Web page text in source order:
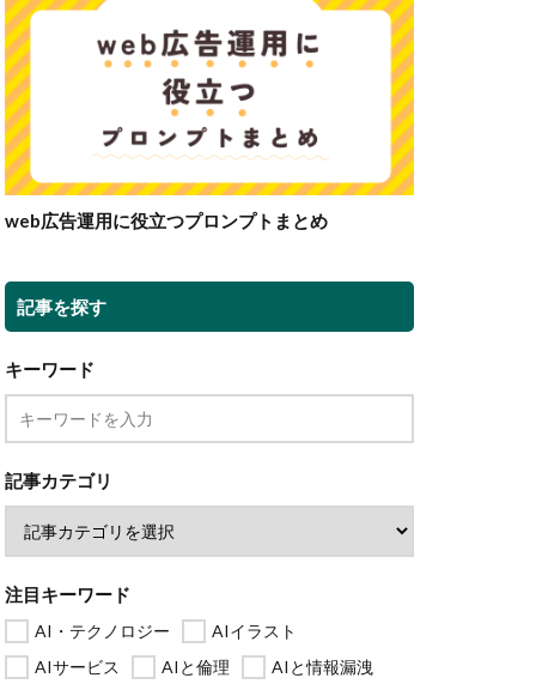
web広告運用に役立つプロンプトまとめ
記事を探す
キーワード
記事カテゴリ
注目キーワード
AI・テクノロジー
AIイラスト
AIサービス
AIと倫理
AIと情報漏洩